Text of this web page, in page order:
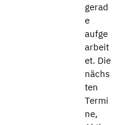
gerad
e
aufge
arbeit
et. Die
nächs
ten
Termi
ne,